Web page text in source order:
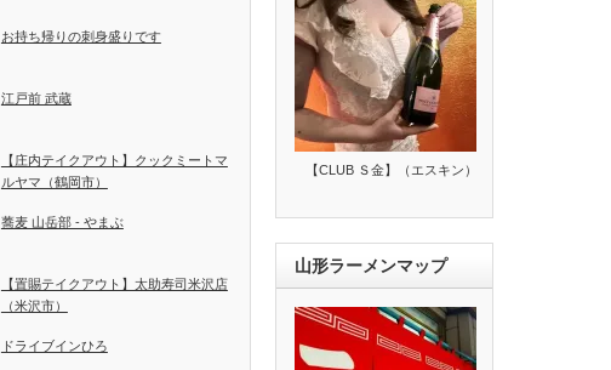
お持ち帰りの刺身盛りです
江戸前 武蔵
【庄内テイクアウト】クックミートマ
ルヤマ（鶴岡市）
蕎麦 山岳部 - やまぶ
【置賜テイクアウト】太助寿司米沢店
（米沢市）
ドライブインひろ
【CLUB Ｓ金】（エスキン）
山形ラーメンマップ